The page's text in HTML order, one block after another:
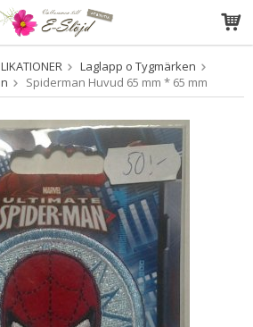
har blivit tillagd i varukorgen
Laglapp o Tygmärken
Spiderman Huvud 65 mm * 65 mm